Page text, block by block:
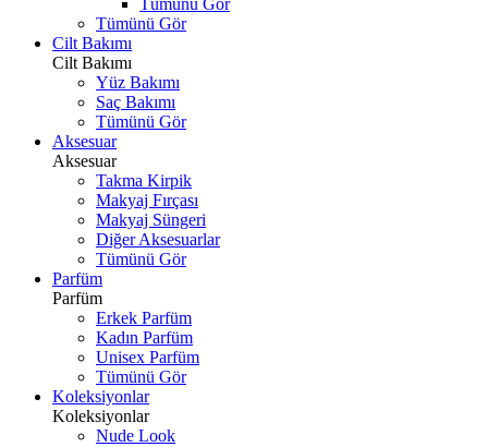
Tümünü Gör
Tümünü Gör
Cilt Bakımı
Cilt Bakımı
Yüz Bakımı
Saç Bakımı
Tümünü Gör
Aksesuar
Aksesuar
Takma Kirpik
Makyaj Fırçası
Makyaj Süngeri
Diğer Aksesuarlar
Tümünü Gör
Parfüm
Parfüm
Erkek Parfüm
Kadın Parfüm
Unisex Parfüm
Tümünü Gör
Koleksiyonlar
Koleksiyonlar
Nude Look